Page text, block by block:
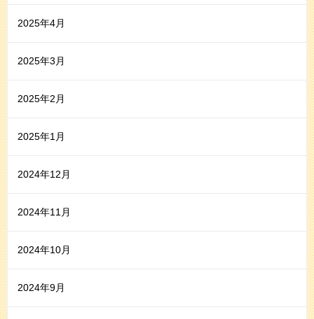
2025年4月
2025年3月
2025年2月
2025年1月
2024年12月
2024年11月
2024年10月
2024年9月